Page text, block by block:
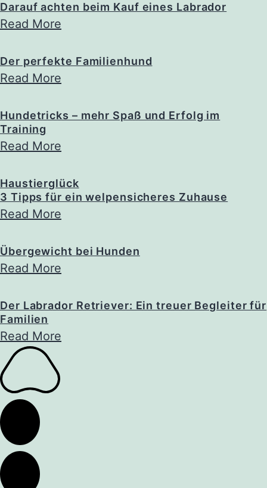
Darauf achten beim Kauf eines Labrador
Read More
Der perfekte Familienhund
Read More
Hundetricks – mehr Spaß und Erfolg im
Training
Read More
Haustierglück
3 Tipps für ein welpensicheres Zuhause
Read More
Übergewicht bei Hunden
Read More
Der Labrador Retriever: Ein treuer Begleiter für
Familien
Read More